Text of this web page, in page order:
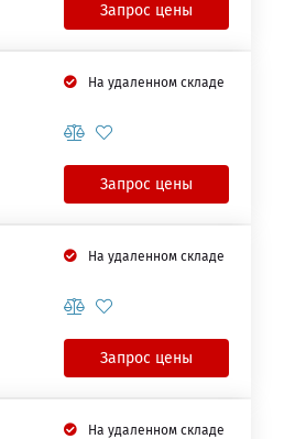
Запрос цены
На удаленном складе
Запрос цены
На удаленном складе
Запрос цены
На удаленном складе